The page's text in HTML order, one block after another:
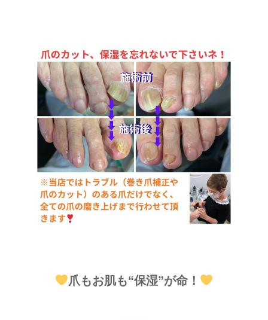
爪もお肌も“保湿”が命！